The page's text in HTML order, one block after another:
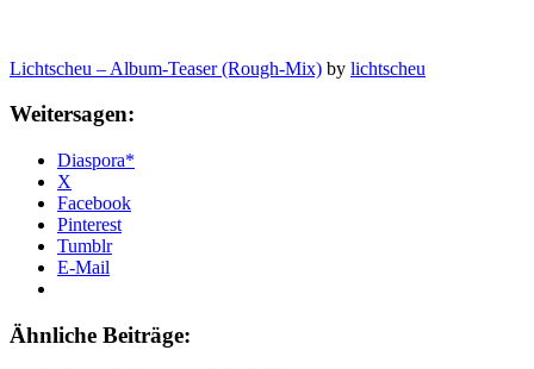
Lichtscheu – Album-Teaser (Rough-Mix) by lichtscheu
Weitersagen:
Diaspora*
X
Facebook
Pinterest
Tumblr
E-Mail
Ähnliche Beiträge: